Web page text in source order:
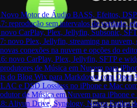
Motor de Áudio BASS, Efeitos,
reprodução sem intervalos de verdade,
CarPlay, Plex, Jellyfin, Subsonic,
novo Plex, Jellyfin, streaming na nuvem,
conexões na nuvem e opções do
novo CarPlay, Plex, Jellyfin, SFTP e
de Música em Nuvem para
do Blog Wix para Markdown com
e DSD Lossless no iPhone e Mac
de Música em Nuvem para iPhone e
Aliyun Drive, Synology, Novos Estilos